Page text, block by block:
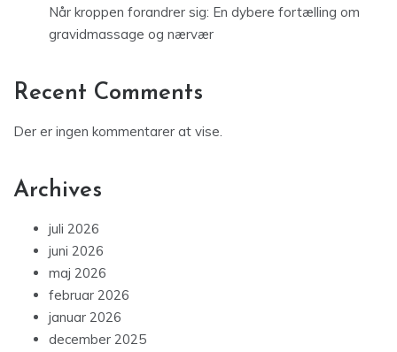
Når kroppen forandrer sig: En dybere fortælling om
gravidmassage og nærvær
Recent Comments
Der er ingen kommentarer at vise.
Archives
juli 2026
juni 2026
maj 2026
februar 2026
januar 2026
december 2025